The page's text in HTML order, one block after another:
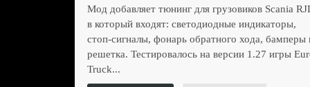
Мод добавляет тюнинг для грузовиков Scania
в который входят: светодиодные индикаторы,
стоп-сигналы, фонарь обратного хода, бамперы
решетка. Тестировалось на версии 1.27 игры
Truck...